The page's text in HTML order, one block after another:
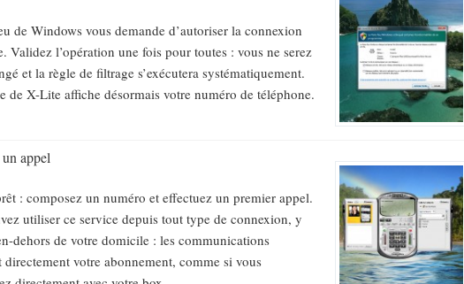
de Windows vous demande d’autoriser la connexion
Validez l’opération une fois pour toutes : vous ne serez
et la règle de filtrage s’exécutera systématiquement.
de X-Lite affiche désormais votre numéro de téléphone.
appel
: composez un numéro et effectuez un premier appel.
utiliser ce service depuis tout type de connexion, y
dehors de votre domicile : les communications
directement votre abonnement, comme si vous